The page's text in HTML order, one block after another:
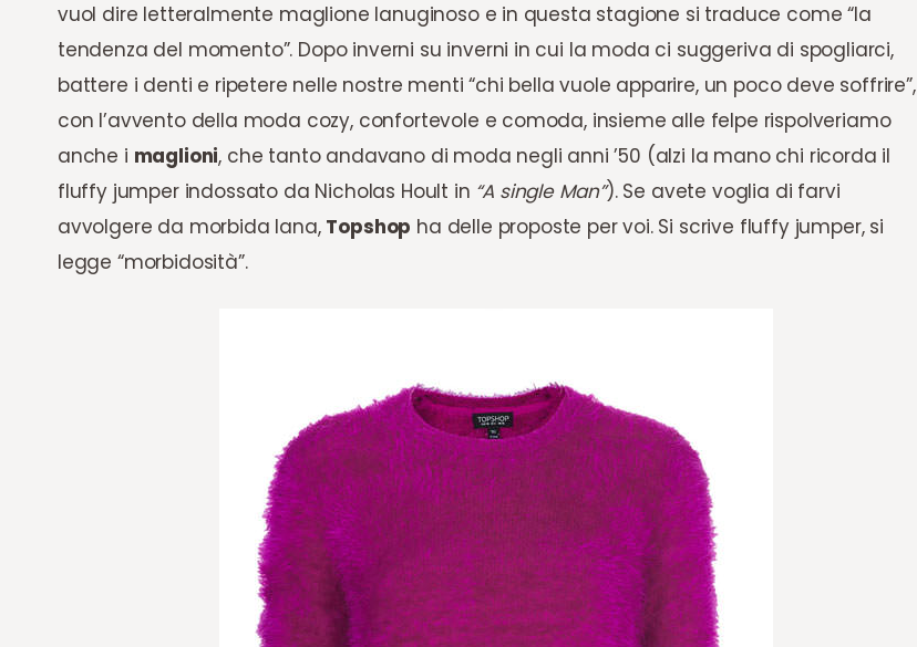
vuol dire letteralmente maglione lanuginoso e in questa stagione si traduce come “la
tendenza del momento”. Dopo inverni su inverni in cui la moda ci suggeriva di spogliarci,
battere i denti e ripetere nelle nostre menti “chi bella vuole apparire, un poco deve soffrire”,
con l’avvento della moda cozy, confortevole e comoda, insieme alle felpe rispolveriamo
anche i maglioni, che tanto andavano di moda negli anni ’50 (alzi la mano chi ricorda il
fluffy jumper indossato da Nicholas Hoult in “A single Man”). Se avete voglia di farvi
avvolgere da morbida lana, Topshop ha delle proposte per voi. Si scrive fluffy jumper, si
legge “morbidosità”.